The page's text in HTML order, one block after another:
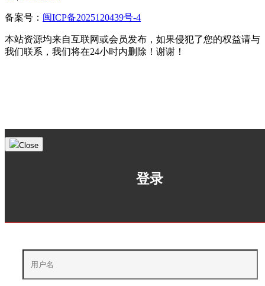
备案号： 闽ICP备2025120439号-4
本站资源均来自互联网或会员发布，如果侵犯了您的权益请与
我们联系，我们将在24小时内删除！谢谢！
Close
登录